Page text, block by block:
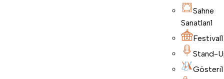
Sahne
Sanatları1
Festival1
Stand-
Gösteri1